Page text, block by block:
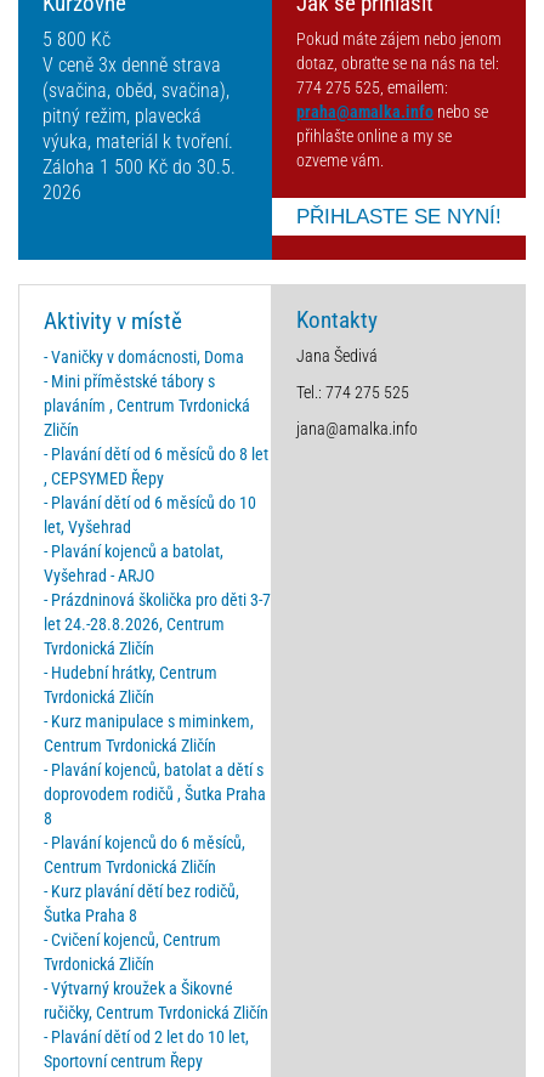
5 800 Kč
V ceně 3x denně strava
(svačina, oběd, svačina),
pitný režim, plavecká
výuka, materiál k tvoření.
Záloha 1 500 Kč do 30.5.
2026
Pokud máte zájem nebo jenom
dotaz, obraťte se na nás na tel:
774 275 525, emailem:
praha@amalka.info nebo se
přihlašte online a my se
ozveme vám.
PŘIHLASTE SE NYNÍ!
Aktivity v místě
- Vaničky v domácnosti, Doma
- Mini příměstské tábory s
plaváním , Centrum Tvrdonická
Zličín
- Plavání dětí od 6 měsíců do 8 let
, CEPSYMED Řepy
- Plavání dětí od 6 měsíců do 10
let, Vyšehrad
- Plavání kojenců a batolat,
Vyšehrad - ARJO
- Prázdninová školička pro děti 3-7
let 24.-28.8.2026, Centrum
Tvrdonická Zličín
- Hudební hrátky, Centrum
Tvrdonická Zličín
- Kurz manipulace s miminkem,
Centrum Tvrdonická Zličín
- Plavání kojenců, batolat a dětí s
doprovodem rodičů , Šutka Praha
8
- Plavání kojenců do 6 měsíců,
Centrum Tvrdonická Zličín
- Kurz plavání dětí bez rodičů,
Šutka Praha 8
- Cvičení kojenců, Centrum
Tvrdonická Zličín
- Výtvarný kroužek a Šikovné
ručičky, Centrum Tvrdonická Zličín
- Plavání dětí od 2 let do 10 let,
Sportovní centrum Řepy
Kontakty
Jana Šedivá
Tel.: 774 275 525
jana@amalka.info